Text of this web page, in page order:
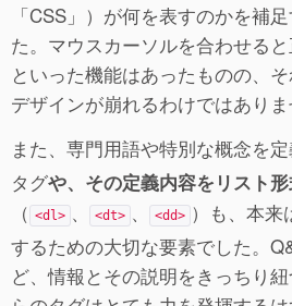
「CSS」）が何を表すのかを補
た。マウスカーソルを合わせる
といった機能はあったものの、
デザインが崩れるわけではありま
また、専門用語や特別な概念を
タグや、その定義内容をリスト
（ <dl> 、 <dt> 、 <dd> ）も、本来
するための大切な要素でした。
ど、情報とその説明をきっちり